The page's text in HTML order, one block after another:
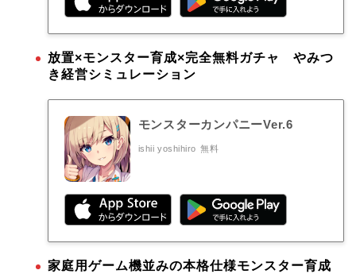
放置×モンスター育成×完全無料ガチャ やみつ
き経営シミュレーション
モンスターカンパニーVer.6
ishii yoshihiro 無料
家庭用ゲーム機並みの本格仕様モンスター育成